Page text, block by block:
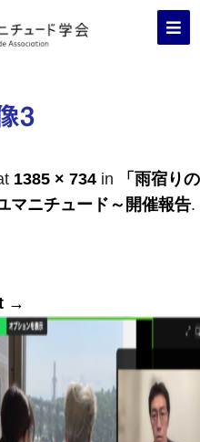
3
1385 × 734 in
「雨宿りの
マニチュード～開催報告.
→